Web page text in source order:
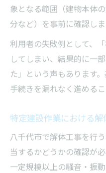
象となる範囲（建物本体
分など）を事前に確認しま
利用者の失敗例として、
してしまい、結果的に一
た」という声もあります
手続きを漏れなく進める
特定建設作業における
八千代市で解体工事を行
当するかどうかの確認が
一定規模以上の騒音・振